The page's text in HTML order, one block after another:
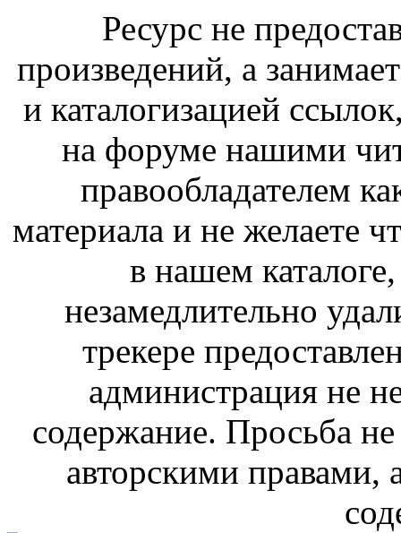
Ресурс не
произведений, а
и каталогизацией
на форуме нашими
правообладателем
материала и не желаете
в нашем
незамедлительно
трекере
администрация не
содержание. Просьба
авторскими правами,